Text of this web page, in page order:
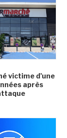
victime d'une
après